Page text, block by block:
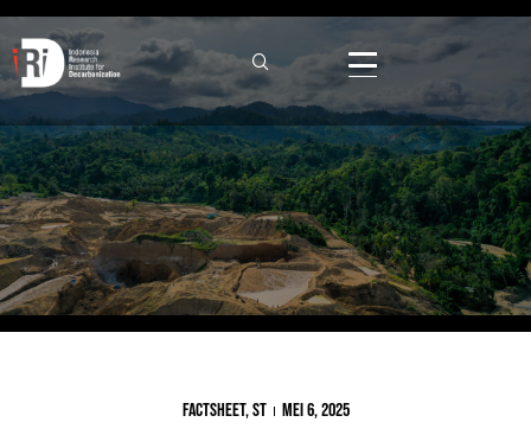
Factsheet,ST Mei 6, 2025